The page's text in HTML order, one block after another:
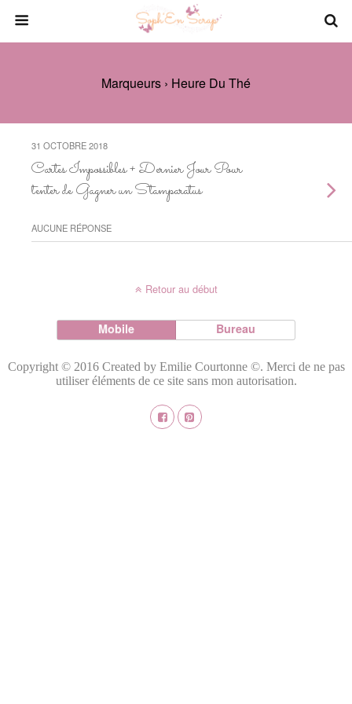
Marqueurs › Heure Du Thé
31 OCTOBRE 2018
Cartes Impossibles + Dernier Jour Pour
tenter de Gagner un Stamparatus
AUCUNE RÉPONSE
Retour au début
Mobile Bureau
Copyright © 2016 Created by Emilie Courtonne ©. Merci de ne pas
utiliser éléments de ce site sans mon autorisation.